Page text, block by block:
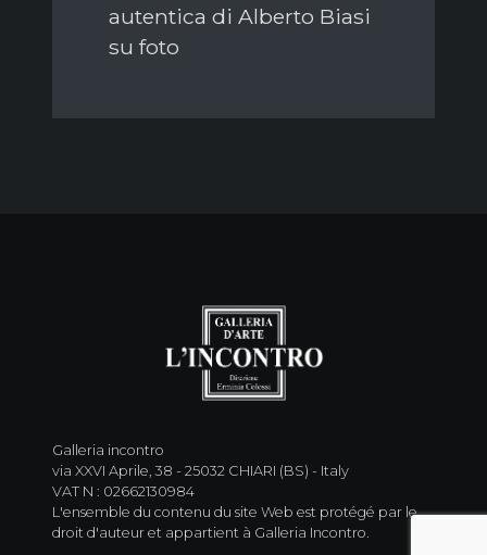
autentica di Alberto Biasi
su foto
Galleria incontro
via XXVI Aprile, 38 - 25032 CHIARI (BS) - Italy
VAT N : 02662130984
L'ensemble du contenu du site Web est protégé par le
droit d'auteur et appartient à Galleria Incontro.